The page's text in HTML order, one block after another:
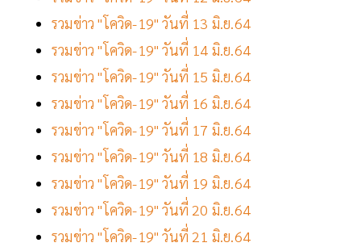
รวมข่าว "โควิด-19" วันที่ 13 มิ.ย.64
รวมข่าว "โควิด-19" วันที่ 14 มิ.ย.64
รวมข่าว "โควิด-19" วันที่ 15 มิ.ย.64
รวมข่าว "โควิด-19" วันที่ 16 มิ.ย.64
รวมข่าว "โควิด-19" วันที่ 17 มิ.ย.64
รวมข่าว "โควิด-19" วันที่ 18 มิ.ย.64
รวมข่าว "โควิด-19" วันที่ 19 มิ.ย.64
รวมข่าว "โควิด-19" วันที่ 20 มิ.ย.64
รวมข่าว "โควิด-19" วันที่ 21 มิ.ย.64